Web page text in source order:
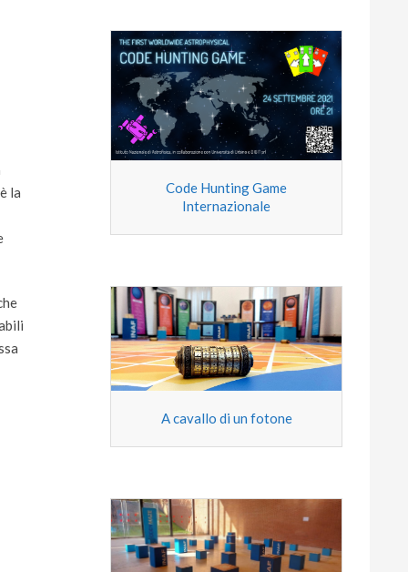
la
Code Hunting Game
Internazionale
A cavallo di un fotone